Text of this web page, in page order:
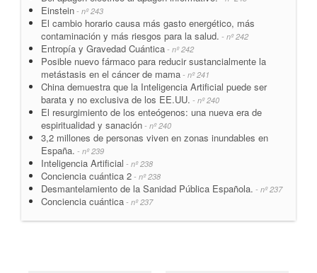
Einstein - nº 243
El cambio horario causa más gasto energético, más
contaminación y más riesgos para la salud. - nº 242
Entropía y Gravedad Cuántica - nº 242
Posible nuevo fármaco para reducir sustancialmente la
metástasis en el cáncer de mama - nº 241
China demuestra que la Inteligencia Artificial puede ser
barata y no exclusiva de los EE.UU. - nº 240
El resurgimiento de los enteógenos: una nueva era de
espiritualidad y sanación - nº 240
3,2 millones de personas viven en zonas inundables en
España. - nº 239
Inteligencia Artificial - nº 238
Conciencia cuántica 2 - nº 238
Desmantelamiento de la Sanidad Pública Española. - nº 237
Conciencia cuántica - nº 237